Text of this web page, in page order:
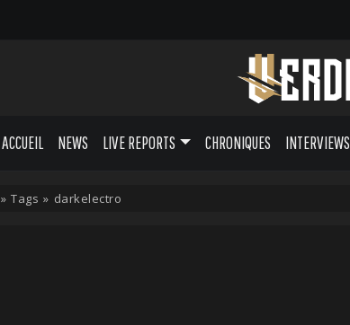
ACCUEIL NEWS LIVE REPORTS CHRONIQUES INTERVIEWS
» Tags » darkelectro